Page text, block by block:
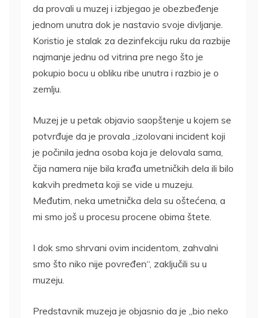
da provali u muzej i izbjegao je obezbeđenje
jednom unutra dok je nastavio svoje divljanje.
Koristio je stalak za dezinfekciju ruku da razbije
najmanje jednu od vitrina pre nego što je
pokupio bocu u obliku ribe unutra i razbio je o
zemlju.
Muzej je u petak objavio saopštenje u kojem se
potvrđuje da je provala „izolovani incident koji
je počinila jedna osoba koja je delovala sama,
čija namera nije bila krađa umetničkih dela ili bilo
kakvih predmeta koji se vide u muzeju.
Međutim, neka umetnička dela su oštećena, a
mi smo još u procesu procene obima štete.
I dok smo shrvani ovim incidentom, zahvalni
smo što niko nije povređen“, zaključili su u
muzeju.
Predstavnik muzeja je objasnio da je „bio neko